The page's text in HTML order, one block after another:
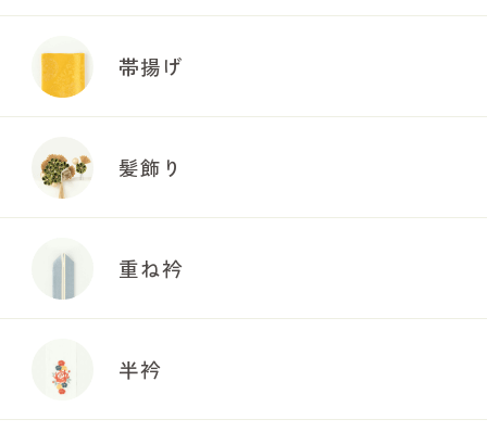
帯揚げ
髪飾り
重ね衿
半衿